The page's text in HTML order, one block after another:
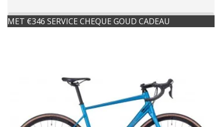
MET €346 SERVICE CHEQUE GOUD CADEAU